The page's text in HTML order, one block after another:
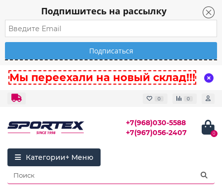
Подпишитесь на рассылку
Мы переехали на новый склад!!!
0 0
+7(968)030-5588
+7(967)056-2407
0
Категории